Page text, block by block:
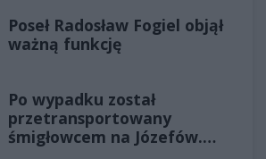
Poseł Radosław Fogiel objął
ważną funkcję
Po wypadku został
przetransportowany
śmigłowcem na Józefów.